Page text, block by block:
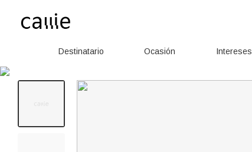
Destinatario Ocasión Intereses